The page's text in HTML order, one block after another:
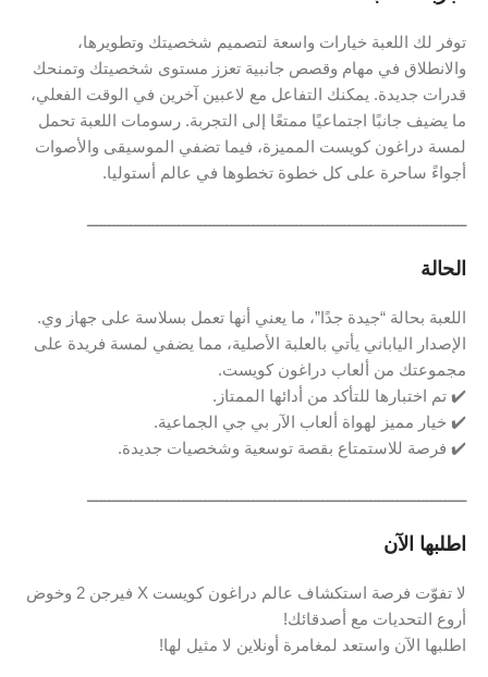
توفر لك اللعبة خيارات واسعة لتصميم شخصيتك وتطويرها،
والانطلاق في مهام وقصص جانبية تعزز مستوى شخصيتك وتمنحك
قدرات جديدة. يمكنك التفاعل مع لاعبين آخرين في الوقت الفعلي،
ما يضيف جانبًا اجتماعيًا ممتعًا إلى التجربة. رسومات اللعبة تحمل
لمسة دراغون كويست المميزة، فيما تضفي الموسيقى والأصوات
أجواءً ساحرة على كل خطوة تخطوها في عالم أستوليا.
ـــــــــــــــــــــــــــــــــــــــــــــــــــــــــــــــــــــــــــــــــــــــ
الحالة
اللعبة بحالة “جيدة جدًا”، ما يعني أنها تعمل بسلاسة على جهاز وي.
الإصدار الياباني يأتي بالعلبة الأصلية، مما يضفي لمسة فريدة على
مجموعتك من ألعاب دراغون كويست.
✔️ تم اختبارها للتأكد من أدائها الممتاز.
✔️ خيار مميز لهواة ألعاب الآر بي جي الجماعية.
✔️ فرصة للاستمتاع بقصة توسعية وشخصيات جديدة.
ـــــــــــــــــــــــــــــــــــــــــــــــــــــــــــــــــــــــــــــــــــــــ
اطلبها الآن
لا تفوّت فرصة استكشاف عالم دراغون كويست X فيرجن 2 وخوض
أروع التحديات مع أصدقائك!
اطلبها الآن واستعد لمغامرة أونلاين لا مثيل لها!